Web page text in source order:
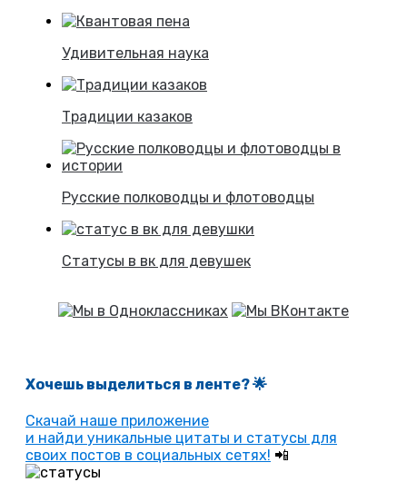
Удивительная наука
Традиции казаков
Русские полководцы и флотоводцы
Статусы в вк для девушек
Хочешь выделиться в ленте? 🌟
Скачай наше приложение
и найди уникальные цитаты и статусы для
своих постов в социальных сетях! 📲